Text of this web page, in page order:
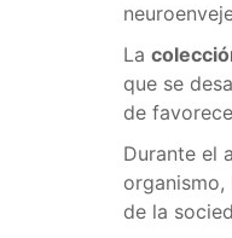
La
que se
de
Durante el
organismo,
de la